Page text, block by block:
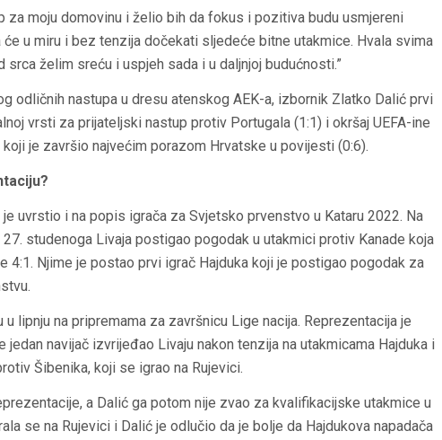
za moju domovinu i želio bih da fokus i pozitiva budu usmjereni
će u miru i bez tenzija dočekati sljedeće bitne utakmice. Hvala svima
srca želim sreću i uspjeh sada i u daljnjoj budućnosti.”
odličnih nastupa u dresu atenskog AEK-a, izbornik Zlatko Dalić prvi
vrsti za prijateljski nastup protiv Portugala (1:1) i okršaj UEFA-ine
je završio najvećim porazom Hrvatske u povijesti (0:6).
uvrstio i na popis igrača za Svjetsko prvenstvo u Kataru 2022. Na
studenoga Livaja postigao pogodak u utakmici protiv Kanade koja
4:1. Njime je postao prvi igrač Hajduka koji je postigao pogodak za
lipnju na pripremama za završnicu Lige nacija. Reprezentacija je
jedan navijač izvrijeđao Livaju nakon tenzija na utakmicama Hajduka i
Šibenika, koji se igrao na Rujevici.
a Dalić ga potom nije zvao za kvalifikacijske utakmice u
se na Rujevici i Dalić je odlučio da je bolje da Hajdukova napadača